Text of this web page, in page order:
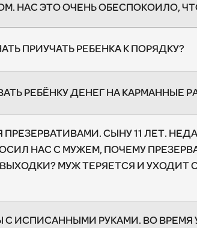
НАС ЭТО ОЧЕНЬ ОБЕСПОКОИЛО,
ПРИУЧАТЬ РЕБЕНКА К ПОРЯДКУ?
РЕБЁНКУ ДЕНЕГ НА КАРМАННЫЕ
СЫНУ 11 ЛЕТ.
НАС С МУЖЕМ, ПОЧЕМУ
ВЫХОДКИ? МУЖ ТЕРЯЕТСЯ И УХОДИТ
С ИСПИСАННЫМИ РУКАМИ. ВО ВРЕМЯ